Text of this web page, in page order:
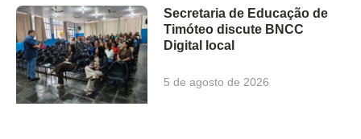
Secretaria de Educação de
Timóteo discute BNCC
Digital local
5 de agosto de 2026